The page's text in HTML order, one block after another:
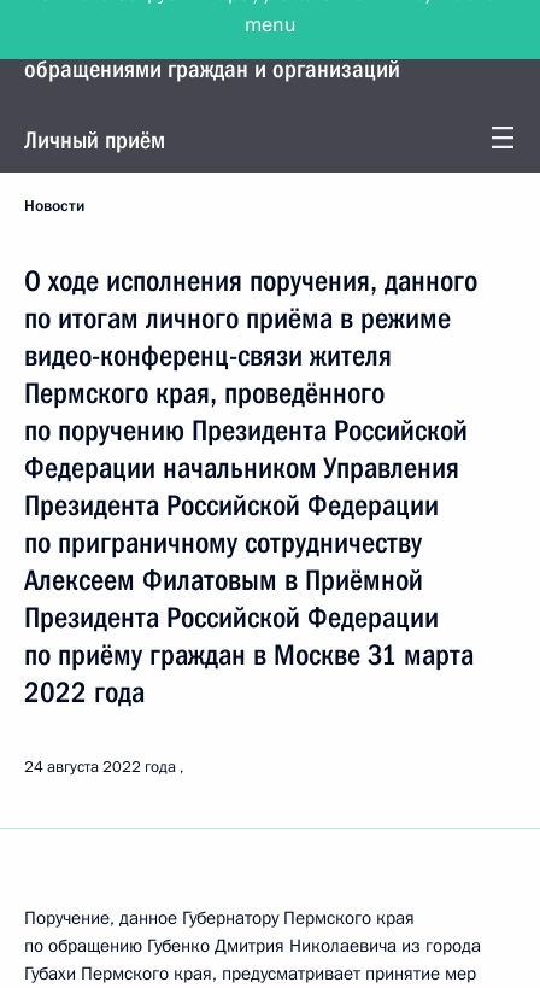
Управление Президента по работе с
обращениями граждан и организаций
Личный приём
Новости
О ходе исполнения поручения, данного
по итогам личного приёма в режиме
видео-конференц-связи жителя
Пермского края, проведённого
по поручению Президента Российской
Федерации начальником Управления
Президента Российской Федерации
по приграничному сотрудничеству
Алексеем Филатовым в Приёмной
Президента Российской Федерации
по приёму граждан в Москве 31 марта
2022 года
24 августа 2022 года
Поручение, данное Губернатору Пермского края
по обращению Губенко Дмитрия Николаевича из города
Губахи Пермского края, предусматривает принятие мер
menu